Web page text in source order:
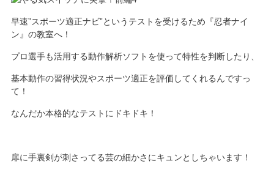
早速”スポーツ適正ナビ”というテストを受けるため『忍者ナイ
ン』の教室へ！
プロ選手も活用する動作解析ソフトを使って特性を判断したり、
基本動作の習得状況やスポーツ適正を評価してくれるんですっ
て！
なんだか本格的なテストにドキドキ！
扉に手裏剣が刺さってる芸の細かさにキュンとしちゃいます！